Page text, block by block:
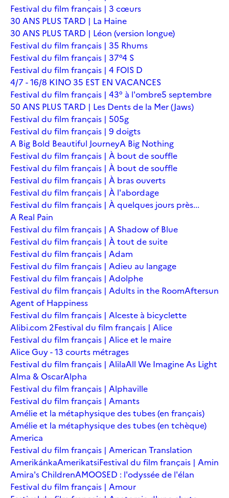
Festival du film français | 3 cœurs
30 ANS PLUS TARD | La Haine
30 ANS PLUS TARD | Léon (version longue)
Festival du film français | 35 Rhums
Festival du film français | 37°4 S
Festival du film français | 4 FOIS D
4/7 - 16/8 KINO 35 EST EN VACANCES
Festival du film français | 43° à l'ombre5 septembre
50 ANS PLUS TARD | Les Dents de la Mer (Jaws)
Festival du film français | 505g
Festival du film français | 9 doigts
A Big Bold Beautiful JourneyA Big Nothing
Festival du film français | À bout de souffle
Festival du film français | À bout de souffle
Festival du film français | À bras ouverts
Festival du film français | À l'abordage
Festival du film français | À quelques jours près...
A Real Pain
Festival du film français | A Shadow of Blue
Festival du film français | À tout de suite
Festival du film français | Adam
Festival du film français | Adieu au langage
Festival du film français | Adolphe
Festival du film français | Adults in the RoomAftersun
Agent of Happiness
Festival du film français | Alceste à bicyclette
Alibi.com 2Festival du film français | Alice
Festival du film français | Alice et le maire
Alice Guy - 13 courts métrages
Festival du film français | AlilaAll We Imagine As Light
Alma & OscarAlpha
Festival du film français | Alphaville
Festival du film français | Amants
Amélie et la métaphysique des tubes (en français)
Amélie et la métaphysique des tubes (en tchèque)
America
Festival du film français | American Translation
AmerikánkaAmerikatsiFestival du film français | Amin
Amira's ChildrenAMOOSED : l'odyssée de l'élan
Festival du film français | Amour